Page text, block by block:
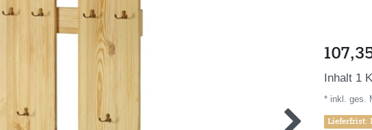
Inhalt 1
* inkl. ges.
Lieferfrist: